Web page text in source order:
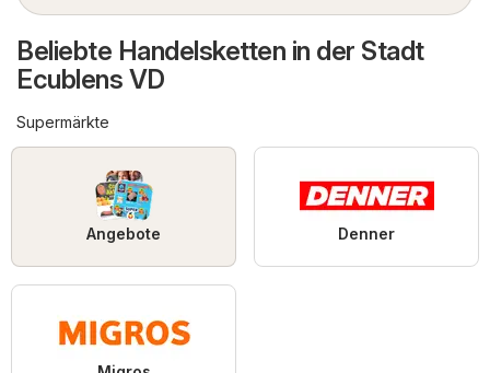
Beliebte Handelsketten in der Stadt
Ecublens VD
Supermärkte
Angebote Denner